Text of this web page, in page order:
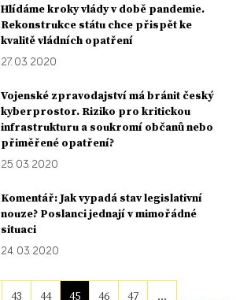
Hlídáme kroky vlády v době pandemie.
Rekonstrukce státu chce přispět ke
kvalitě vládních opatření
27. 03. 2020
Vojenské zpravodajství má bránit český
kyberprostor. Riziko pro kritickou
infrastrukturu a soukromí občanů nebo
přiměřené opatření?
25. 03. 2020
Komentář: Jak vypadá stav legislativní
nouze? Poslanci jednají v mimořádné
situaci
24. 03. 2020
43 44 45 46 47 …